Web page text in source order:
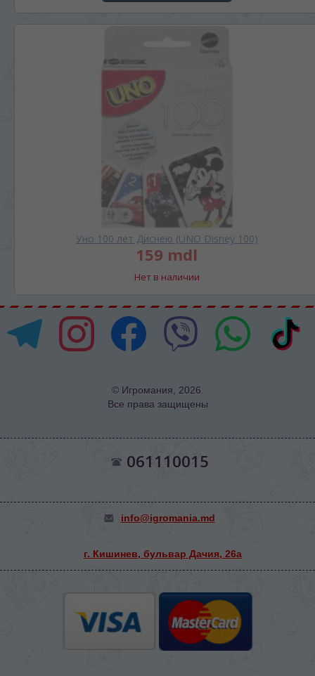
Уно 100 лет Диснею (UNO Disney 100)
159 mdl
Нет в наличии
© Игромания, 2026.
Все права защищены
061110015
info@igromania.md
г. Кишинев, бульвар Дачия, 26а